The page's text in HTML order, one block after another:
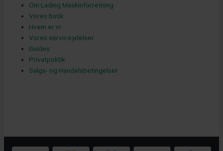
r
e
Om Lading Maskinforretning
Vores butik
Hvem er vi
Vores serviceydelser
Guides
Privatpolitik
Salgs- og Handelsbetingelser